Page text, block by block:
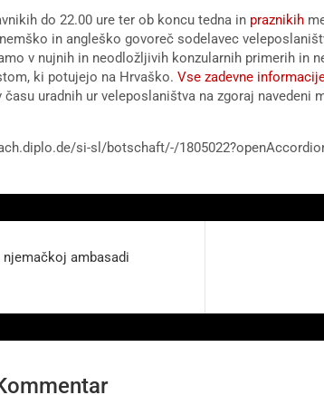
do 22.00 ure ter ob koncu tedna in praznikih
in angleško govoreč sodelavec
v nujnih in neodložljivih konzularnih primerih in
ki potujejo na Hrvaško. Vse zadevne
času uradnih ur veleposlaništva na zgoraj
si-sl/botschaft/-/
ambasadi